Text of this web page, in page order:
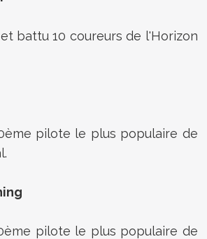
battu 10 coureurs de l'Horizon
pilote le plus populaire de
pilote le plus populaire de